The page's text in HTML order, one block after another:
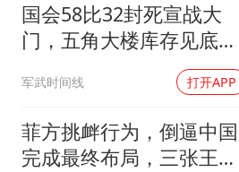
国会58比32封死宣战大
门，五角大楼库存见底，
特朗普叫停打伊朗那晚发
生了什么
军武时间线 打开APP
菲方挑衅行为，倒逼中国
完成最终布局，三张王牌